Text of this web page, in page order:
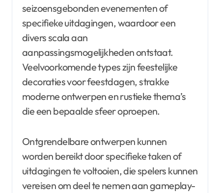
seizoensgebonden evenementen of
specifieke uitdagingen, waardoor een
divers scala aan
aanpassingsmogelijkheden ontstaat.
Veelvoorkomende types zijn feestelijke
decoraties voor feestdagen, strakke
moderne ontwerpen en rustieke thema’s
die een bepaalde sfeer oproepen.
Ontgrendelbare ontwerpen kunnen
worden bereikt door specifieke taken of
uitdagingen te voltooien, die spelers kunnen
vereisen om deel te nemen aan gameplay-